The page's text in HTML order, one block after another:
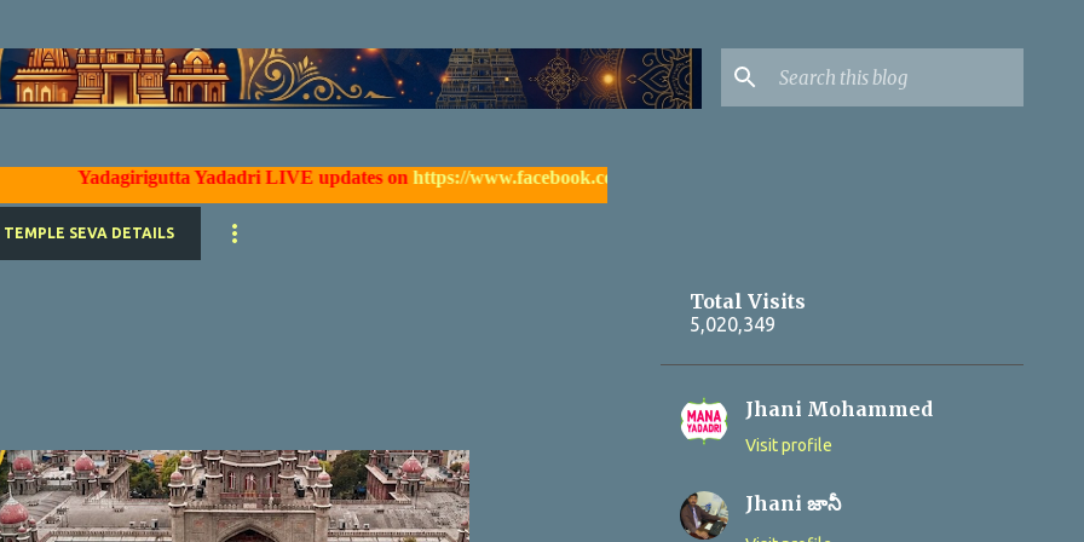
Yadagirigutta Yadadri LIVE updates onhttps://www.facebook.com/yadagirigutta |
TEMPLE SEVA DETAILS
Total Visits
5,020,349
Jhani Mohammed
Visit profile
Jhani జానీ